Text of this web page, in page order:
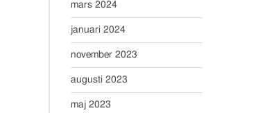
mars 2024
januari 2024
november 2023
augusti 2023
maj 2023